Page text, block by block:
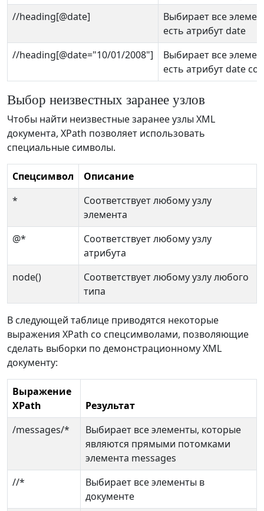
//heading[@date]
Выбирает все
есть атрибут date
//heading[@date="10/01/2008"]
Выбирает все
есть атрибут date
Выбор неизвестных заранее узлов
Чтобы найти неизвестные заранее узлы XML
документа, XPath позволяет использовать
специальные символы.
Спецсимвол
Описание
*
Соответствует любому узлу
элемента
@*
Соответствует любому узлу
атрибута
node()
Соответствует любому узлу любого
типа
В следующей таблице приводятся некоторые
выражения XPath со спецсимволами, позволяющие
сделать выборки по демонстрационному XML
документу:
Выражение
XPath
Результат
/messages/*
Выбирает все элементы, которые
являются прямыми потомками
элемента messages
//*
Выбирает все элементы в
документе